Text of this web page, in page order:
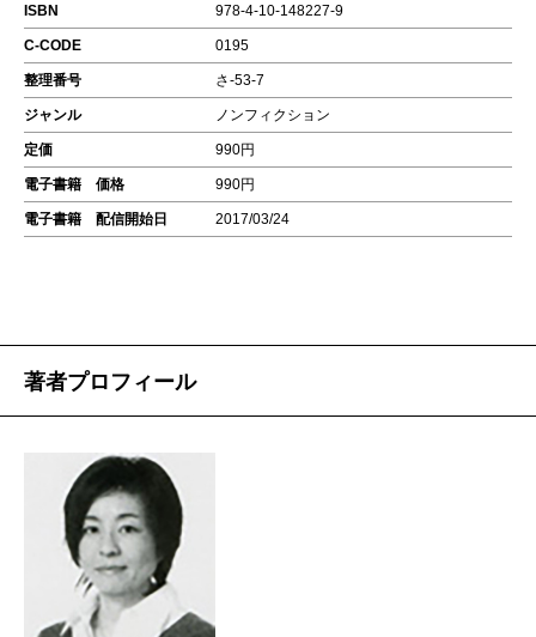
ISBN 978-4-10-148227-9
C-CODE 0195
整理番号 さ-53-7
ジャンル ノンフィクション
定価 990円
電子書籍 価格 990円
電子書籍 配信開始日 2017/03/24
著者プロフィール